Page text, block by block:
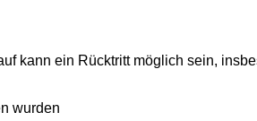
ein Rücktritt möglich sein,